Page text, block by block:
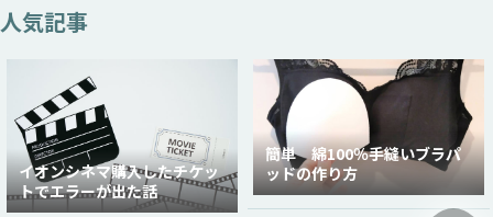
人気記事
イオンシネマ購入したチケッ
トでエラーが出た話
簡単 綿100％手縫いブラパ
ッドの作り方